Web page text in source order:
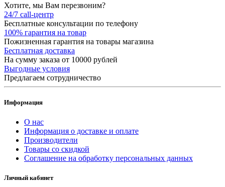
Хотите, мы Вам перезвоним?
24/7 call-центр
Бесплатные консультации по телефону
100% гарантия на товар
Пожизненная гарантия на товары магазина
Бесплатная доставка
На сумму заказа от 10000 рублей
Выгодные условия
Предлагаем сотрудничество
Информация
О нас
Информация о доставке и оплате
Производители
Товары со скидкой
Соглашение на обработку персональных данных
Личный кабинет